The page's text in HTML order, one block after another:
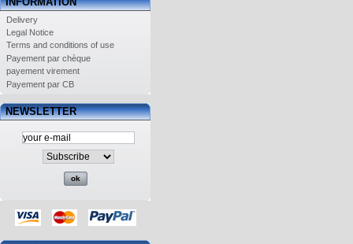
Delivery
Legal Notice
Terms and conditions of use
Payement par chèque
payement virement
Payement par CB
NEWSLETTER